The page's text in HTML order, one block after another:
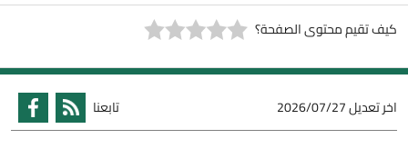
كيف تقيم محتوى الصفحة؟
اخر تعديل2026/07/27 تابعنا